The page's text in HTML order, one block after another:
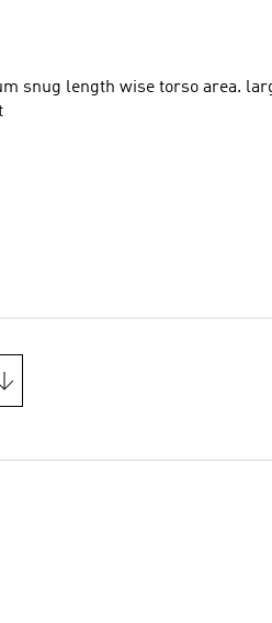
snug length wise torso area.